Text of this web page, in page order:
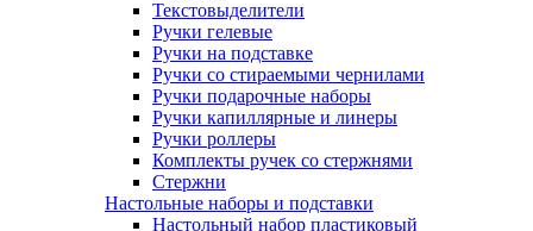
Текстовыделители
Ручки гелевые
Ручки на подставке
Ручки со стираемыми чернилами
Ручки подарочные наборы
Ручки капиллярные и линеры
Ручки роллеры
Комплекты ручек со стержнями
Стержни
Настольные наборы и подставки
Настольный набор пластиковый